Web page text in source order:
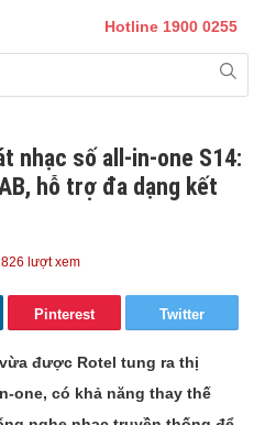
Hotline 1900 0255
nhạc số all-in-one S14:
hỗ trợ đa dạng kết
826 lượt xem
Pinterest Twitter
được Rotel tung ra thị
one, có khả năng thay thế